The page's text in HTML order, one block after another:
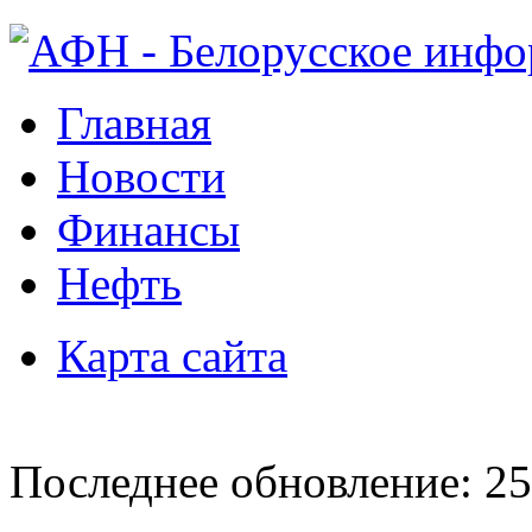
Главная
Новости
Финансы
Нефть
Карта сайта
Последнее обновление: